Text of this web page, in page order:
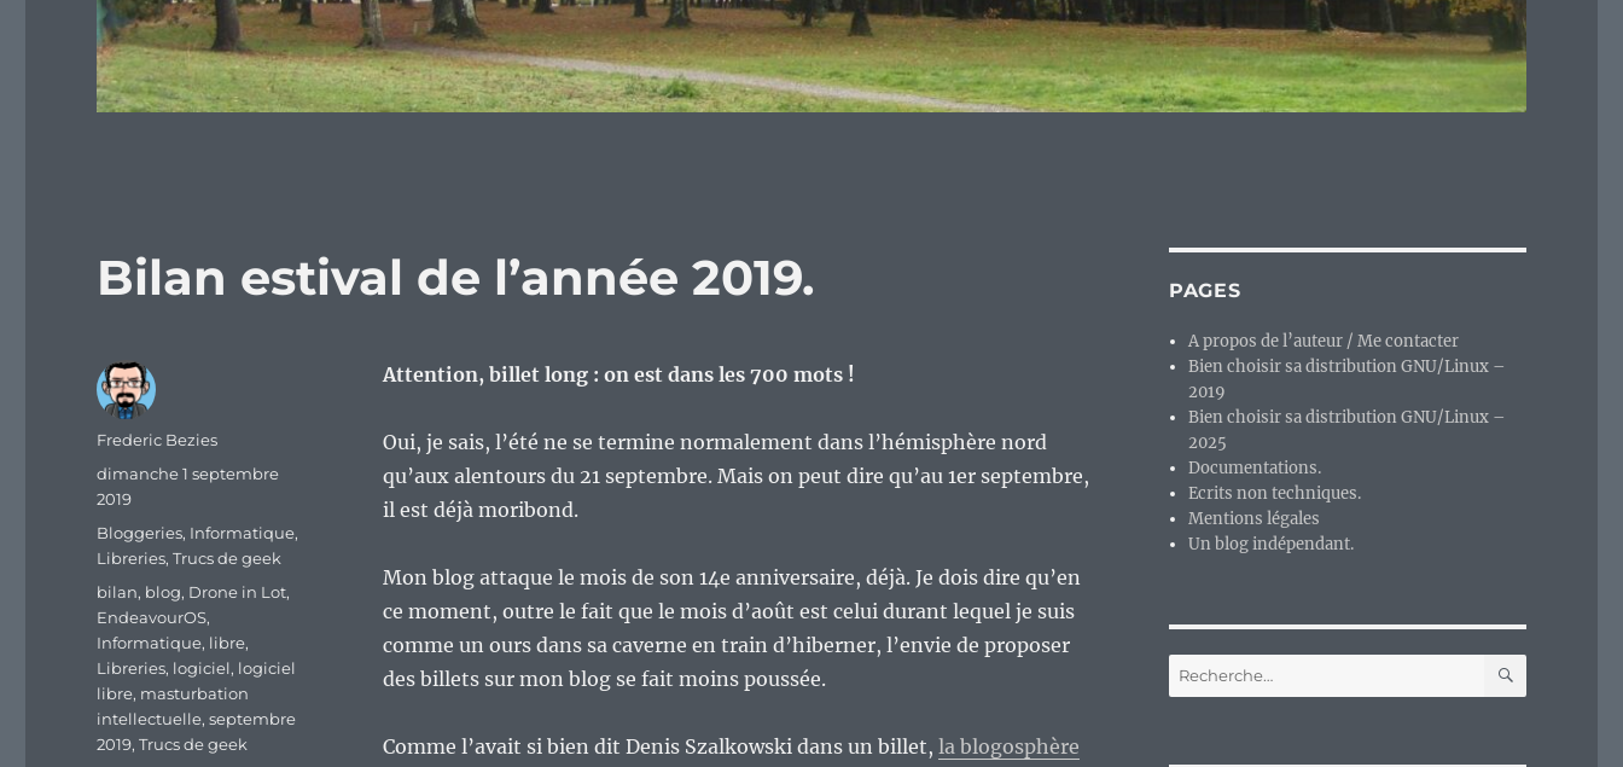
Bilan estival de l’année 2019.
Attention, billet long : on est dans les 700 mots !
Oui, je sais, l’été ne se termine normalement dans l’hémisphère nord
qu’aux alentours du 21 septembre. Mais on peut dire qu’au 1er septembre,
il est déjà moribond.
Mon blog attaque le mois de son 14e anniversaire, déjà. Je dois dire qu’en
ce moment, outre le fait que le mois d’août est celui durant lequel je suis
comme un ours dans sa caverne en train d’hiberner, l’envie de proposer
des billets sur mon blog se fait moins poussée.
Comme l’avait si bien dit Denis Szalkowski dans un billet, la blogosphère
Auteur
Frederic Bezies
Publié
le
dimanche 1 septembre
2019
Catégories
Bloggeries, Informatique,
Libreries,Trucs de geek
Étiquettes
bilan, blog, Drone in Lot,
EndeavourOS,
Informatique, libre,
Libreries, logiciel, logiciel
libre, masturbation
intellectuelle,septembre
2019,Trucs de geek
PAGES
A propos de l’auteur / Me contacter
Bien choisir sa distribution GNU/Linux –
2019
Bien choisir sa distribution GNU/Linux –
2025
Documentations.
Ecrits non techniques.
Mentions légales
Un blog indépendant.
Recherche
pour :